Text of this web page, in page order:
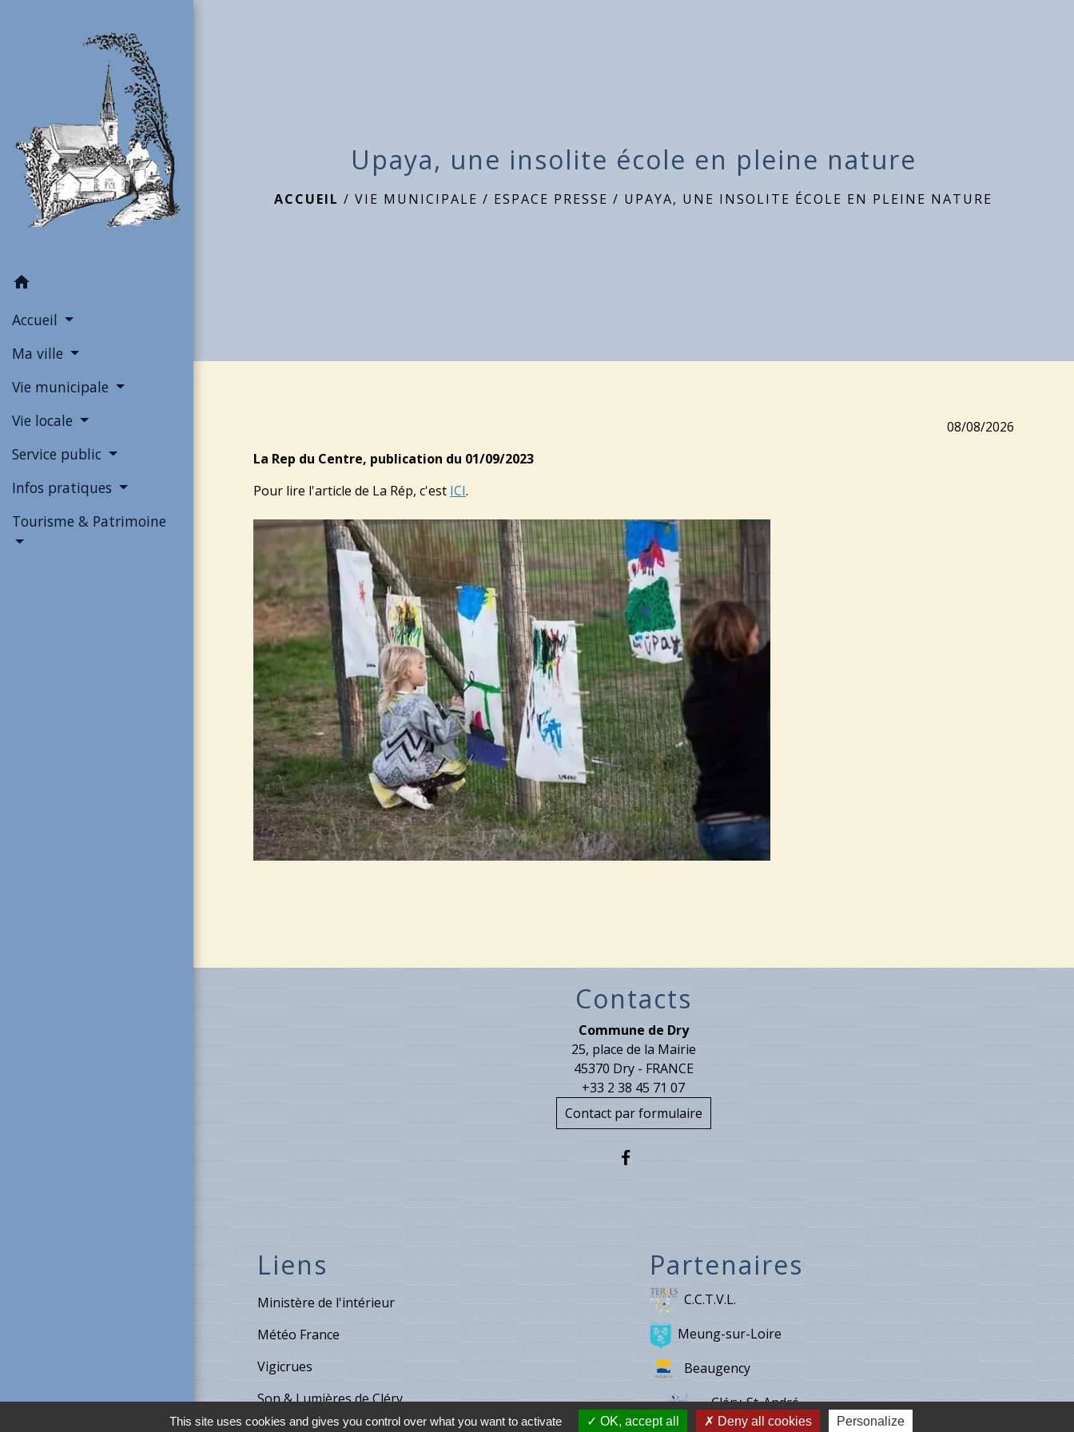
home
Accueil
Ma ville
Vie municipale
Vie locale
Service public
Infos pratiques
Tourisme & Patrimoine
Upaya, une insolite école en pleine nature
ACCUEIL /VIE MUNICIPALE / ESPACE PRESSE / UPAYA, UNE INSOLITE ÉCOLE EN PLEINE NATURE
08/08/2026
La Rep du Centre, publication du 01/09/2023
Pour lire l'article de La Rép, c'est ICI.
Contacts
Commune de Dry
25, place de la Mairie
45370 Dry - FRANCE
+33 2 38 45 71 07
Contact par formulaire
Liens
Ministère de l'intérieur
Météo France
Vigicrues
Son & Lumières de Cléry
Partenaires
C.C.T.V.L.
Meung-sur-Loire
Beaugency
Cléry-St-André
This site uses cookies and gives you control over what you want to activate OK, accept all Deny all cookies Personalize